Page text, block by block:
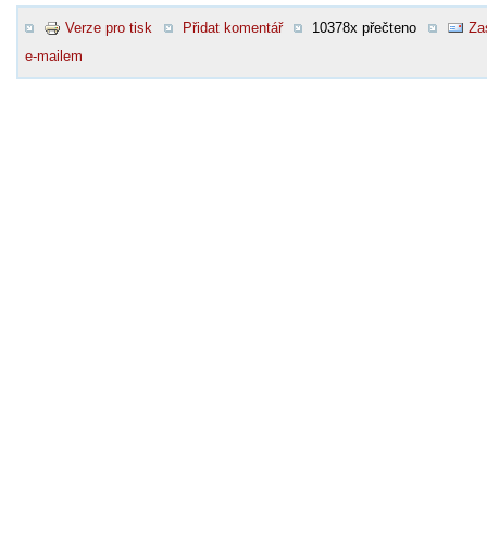
Verze pro tisk Přidat komentář 10378x přečteno
e-mailem